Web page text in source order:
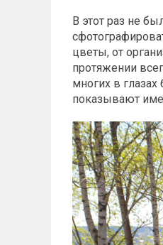
В этот раз не
цветы, от
протяжении
многих в
показывают